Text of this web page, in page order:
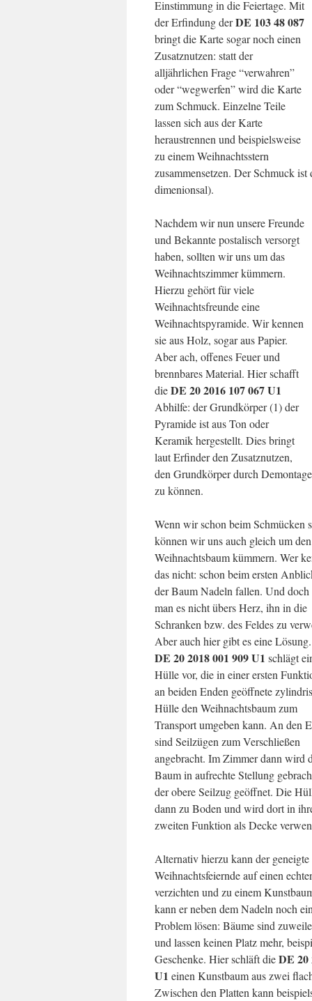
Einstimmung in die Feiertage. Mit
der Erfindung derDE 103 48 087
bringt die Karte sogar noch einen
Zusatznutzen: statt der
alljährlichen Frage “verwahren”
oder “wegwerfen” wird die Karte
zum Schmuck. Einzelne Teile
lassen sich aus der Karte
heraustrennen und beispielsweise
zu einem Weihnachtsstern
zusammensetzen. Der Schmuck
dimenionsal).
Nachdem wir nun unsere Freunde
und Bekannte postalisch versorgt
haben, sollten wir uns um das
Weihnachtszimmer kümmern.
Hierzu gehört für viele
Weihnachtsfreunde eine
Weihnachtspyramide. Wir kennen
sie aus Holz, sogar aus Papier.
Aber ach, offenes Feuer und
brennbares Material. Hier schafft
dieDE 20 2016 107 067 U1
Abhilfe: der Grundkörper (1) der
Pyramide ist aus Ton oder
Keramik hergestellt. Dies bringt
laut Erfinder den Zusatznutzen,
den Grundkörper durch
zu können.
Wenn wir schon beim Schmücken
können wir uns auch gleich um den
Weihnachtsbaum kümmern. Wer
das nicht: schon beim ersten
der Baum Nadeln fallen. Und
man es nicht übers Herz, ihn in die
Schranken bzw. des Feldes zu
Aber auch hier gibt es eine
DE 20 2018 001 909 U1 schlägt
Hülle vor, die in einer ersten
an beiden Enden geöffnete
Hülle den Weihnachtsbaum zum
Transport umgeben kann. An den
sind Seilzügen zum Verschließen
angebracht. Im Zimmer dann wird
Baum in aufrechte Stellung
der obere Seilzug geöffnet. Die
dann zu Boden und wird dort in
zweiten Funktion als Decke
Alternativ hierzu kann der geneigte
Weihnachtsfeiernde auf einen
verzichten und zu einem
kann er neben dem Nadeln noch
Problem lösen: Bäume sind
und lassen keinen Platz mehr,
Geschenke. Hier schläft dieDE 20
U1 einen Kunstbaum aus zwei
Zwischen den Platten kann